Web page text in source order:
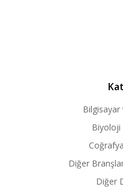
Biyoloji
Diğer
Diğer